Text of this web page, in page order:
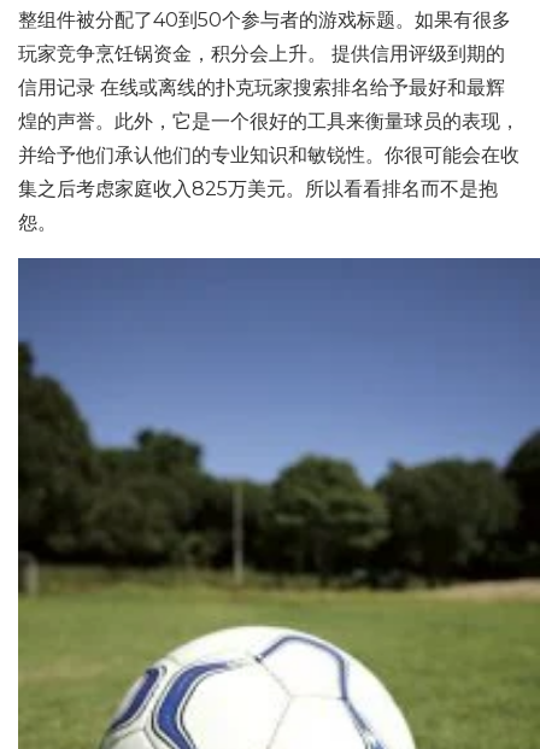
整组件被分配了40到50个参与者的游戏标题。如果有很多
玩家竞争烹饪锅资金，积分会上升。 提供信用评级到期的
信用记录 在线或离线的扑克玩家搜索排名给予最好和最辉
煌的声誉。此外，它是一个很好的工具来衡量球员的表现，
并给予他们承认他们的专业知识和敏锐性。你很可能会在收
集之后考虑家庭收入825万美元。所以看看排名而不是抱
怨。